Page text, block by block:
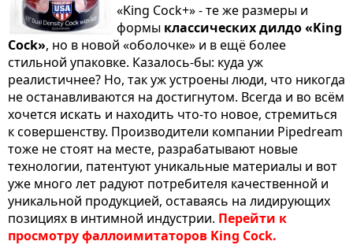
«King Cock+» - те же размеры и
формы классических дилдо«King
Cock», но в новой «оболочке» и в ещё более
стильной упаковке. Казалось-бы: куда уж
реалистичнее? Но, так уж устроены люди, что никогда
не останавливаются на достигнутом. Всегда и во всём
хочется искать и находить что-то новое, стремиться
к совершенству. Производители компании Pipedream
тоже не стоят на месте, разрабатывают новые
технологии, патентуют уникальные материалы и вот
уже много лет радуют потребителя качественной и
уникальной продукцией, оставаясь на лидирующих
позициях в интимной индустрии. Перейти к
просмотру фаллоимитаторов King Cock.